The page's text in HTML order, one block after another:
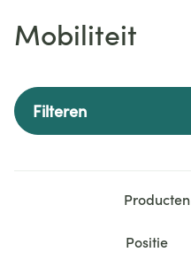
Mobiliteit
Filteren
Producten
Sorteer op: